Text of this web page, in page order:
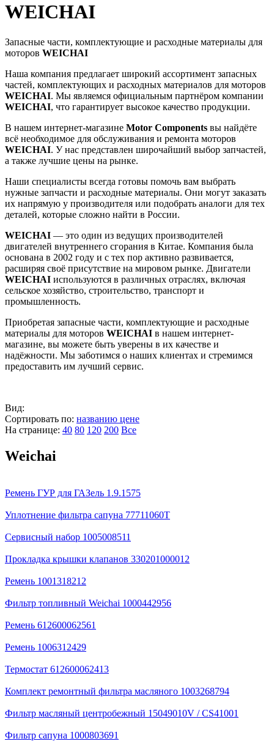
WEICHAI
Запасные части, комплектующие и расходные материалы для
моторов WEICHAI
Наша компания предлагает широкий ассортимент запасных
частей, комплектующих и расходных материалов для моторов
WEICHAI. Мы являемся официальным партнёром компании
WEICHAI, что гарантирует высокое качество продукции.
В нашем интернет-магазине Motor Components вы найдёте
всё необходимое для обслуживания и ремонта моторов
WEICHAI. У нас представлен широчайший выбор запчастей,
а также лучшие цены на рынке.
Наши специалисты всегда готовы помочь вам выбрать
нужные запчасти и расходные материалы. Они могут заказать
их напрямую у производителя или подобрать аналоги для тех
деталей, которые сложно найти в России.
WEICHAI — это один из ведущих производителей
двигателей внутреннего сгорания в Китае. Компания была
основана в 2002 году и с тех пор активно развивается,
расширяя своё присутствие на мировом рынке. Двигатели
WEICHAI используются в различных отраслях, включая
сельское хозяйство, строительство, транспорт и
промышленность.
Приобретая запасные части, комплектующие и расходные
материалы для моторов WEICHAI в нашем интернет-
магазине, вы можете быть уверены в их качестве и
надёжности. Мы заботимся о наших клиентах и стремимся
предоставить им лучший сервис.
Вид:
Сортировать по: названию цене
На странице: 40 80 120 200 Все
Weichai
Ремень ГУР для ГАЗель 1.9.1575
Уплотнение фильтра сапуна 77711060T
Сервисный набор 1005008511
Прокладка крышки клапанов 330201000012
Ремень 1001318212
Фильтр топливный Weichai 1000442956
Ремень 612600062561
Ремень 1006312429
Термостат 612600062413
Комплект ремонтный фильтра масляного 1003268794
Фильтр масляный центробежный 15049010V / CS41001
Фильтр сапуна 1000803691